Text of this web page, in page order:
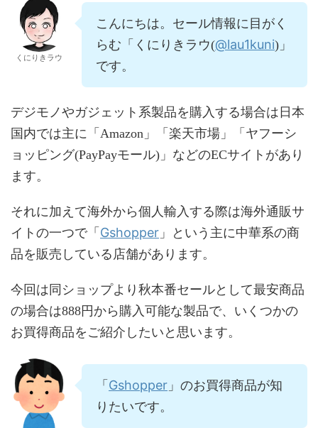
くにりきラウ
こんにちは。セール情報に目がく
らむ「くにりきラウ(@lau1kuni)」
です。
デジモノやガジェット系製品を購入する場合は日本
国内では主に「Amazon」「楽天市場」「ヤフーシ
ョッピング(PayPayモール)」などのECサイトがあり
ます。
それに加えて海外から個人輸入する際は海外通販サ
イトの一つで「 Gshopper 」という主に中華系の商
品を販売している店舗があります。
今回は同ショップより秋本番セールとして最安商品
の場合は888円から購入可能な製品で、いくつかの
お買得商品をご紹介したいと思います。
「 Gshopper 」のお買得商品が知
りたいです。